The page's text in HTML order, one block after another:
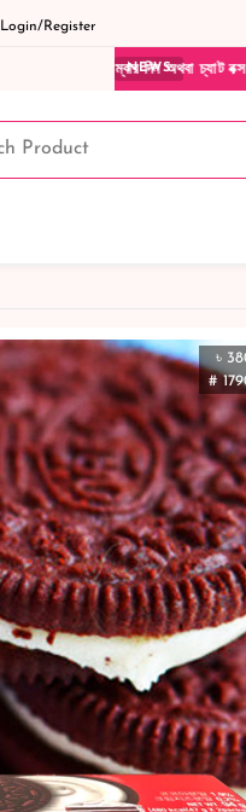
Login/Register
NEWS
অথবা চ্যাট বক্স এ মোবাইল
৳
#